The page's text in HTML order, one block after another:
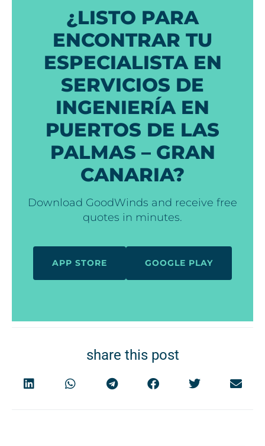
¿LISTO PARA
ENCONTRAR TU
ESPECIALISTA EN
SERVICIOS DE
INGENIERÍA EN
PUERTOS DE LAS
PALMAS – GRAN
CANARIA?
Download GoodWinds and receive free
quotes in minutes.
APP STORE GOOGLE PLAY
share this post